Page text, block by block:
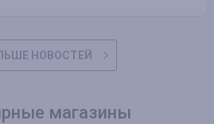
НОВОСТЕЙ
магазины